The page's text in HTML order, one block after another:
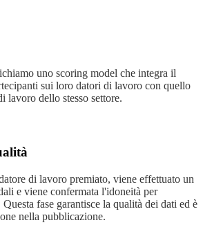
uno scoring model che integra il
sui loro datori di lavoro con quello
lavoro dello stesso settore.
di lavoro premiato, viene effettuato un
e viene confermata l'idoneità per
fase garantisce la qualità dei dati ed è
nella pubblicazione.